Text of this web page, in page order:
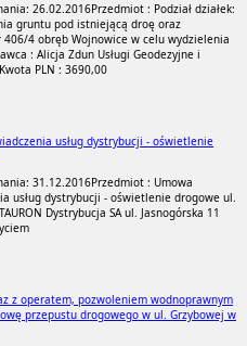
26.02.2016Przedmiot : Podział działek:
gruntu pod istniejącą droę oraz
4 obręb Wojnowice w celu wydzielenia
: Alicja Zdun Usługi Geodezyjne i
Kwota PLN : 3690,00
usług dystrybucji - oświetlenie
31.12.2016Przedmiot : Umowa
usług dystrybucji - oświetlenie drogowe ul.
Dystrybucja SA ul. Jasnogórska 11
z operatem, pozwoleniem wodnoprawnym
przepustu drogowego w ul. Grzybowej w